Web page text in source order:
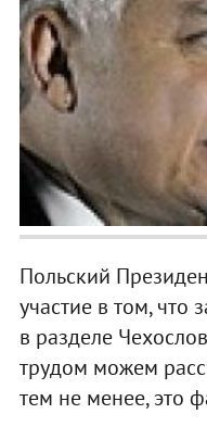
Польский
участие в том, что
в разделе
трудом можем
тем не менее, это